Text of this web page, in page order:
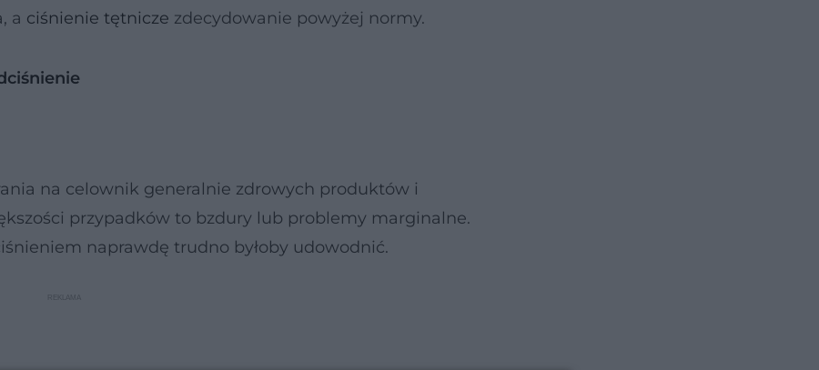
a ciśnienie tętnicze zdecydowanie powyżej normy.
na celownik generalnie zdrowych produktów i
przypadków to bzdury lub problemy marginalne.
naprawdę trudno byłoby udowodnić.